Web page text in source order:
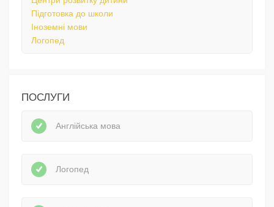
Підготовка до школи
Іноземні мови
Логопед
ПОСЛУГИ
Англійська мова
Логопед